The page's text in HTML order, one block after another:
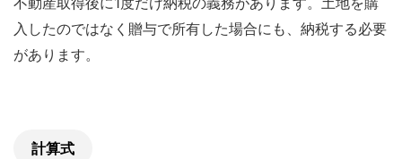
入したのではなく贈与で所有した場合にも、納税する必要
があります。
計算式